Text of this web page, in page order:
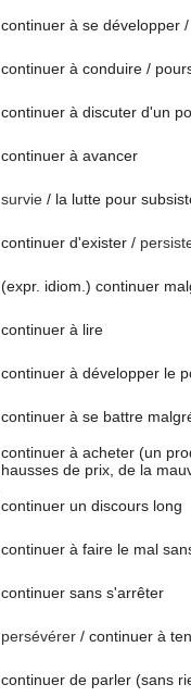
continuer à se développer
continuer à conduire /
continuer à discuter d'un
continuer à avancer
survie / la lutte pour
continuer d'exister /
(expr. idiom.) continuer
continuer à lire
continuer à développer le
continuer à se battre
continuer à acheter (un
hausses de prix, de la
continuer un discours long
continuer à faire le mal
continuer sans s'arrêter
persévérer / continuer à
continuer de parler (sans